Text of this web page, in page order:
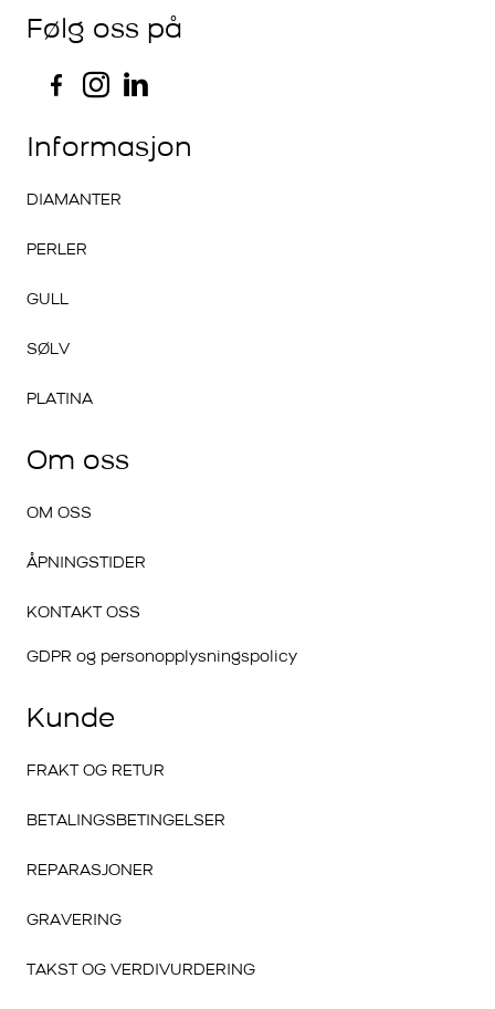
Følg oss på
Informasjon
DIAMANTER
PERLER
GULL
SØLV
PLATINA
Om oss
OM OSS
ÅPNINGSTIDER
KONTAKT OSS
GDPR og personopplysningspolicy
Kunde
FRAKT OG RETUR
BETALINGSBETINGELSER
REPARASJONER
GRAVERING
TAKST OG VERDIVURDERING